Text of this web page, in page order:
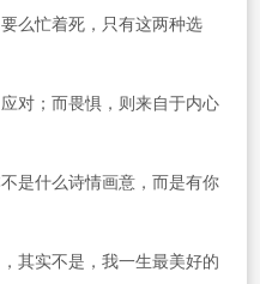
么忙着死，只有这两种选
对；而畏惧，则来自于内心
是什么诗情画意，而是有你
其实不是，我一生最美好的